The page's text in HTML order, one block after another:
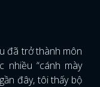
đã trở thành môn
“cánh mày
đây, tôi thấy bộ